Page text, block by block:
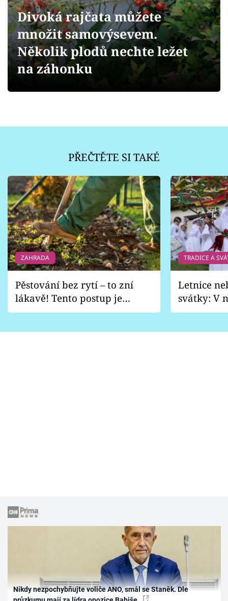
Přihlášení
Sledujte nás
Divoká rajčata můžete
množit samovýsevem.
Několik plodů nechte ležet
na záhonku
PŘEČTĚTE SI TAKÉ
ZAHRADA
Pěstování bez rytí – to zní
lákavě! Tento postup je
vhodný jen pro některé
TRADICE A
Letnice
svátky: V
pondělí
Nikdy nezpochybňujte voliče ANO, smál se Staněk. Dle